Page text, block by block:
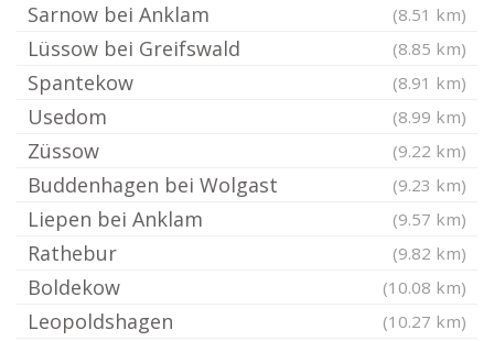
Sarnow bei Anklam (8.51 km)
Lüssow bei Greifswald (8.85 km)
Spantekow (8.91 km)
Usedom (8.99 km)
Züssow (9.22 km)
Buddenhagen bei Wolgast (9.23 km)
Liepen bei Anklam (9.57 km)
Rathebur (9.82 km)
Boldekow (10.08 km)
Leopoldshagen (10.27 km)